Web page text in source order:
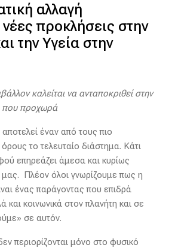
αλλαγή
προκλήσεις στην
την Υγεία στην
καλείται να ανταποκριθεί στην
που προχωρά
αποτελεί έναν από τους πιο
το τελευταίο διάστημα. Κάτι
επηρεάζει άμεσα και κυρίως
μας. Πλέον όλοι γνωρίζουμε πως η
ένας παράγοντας που επιδρά
και κοινωνικά στον πλανήτη και σε
σε αυτόν.
περιορίζονται μόνο στο φυσικό